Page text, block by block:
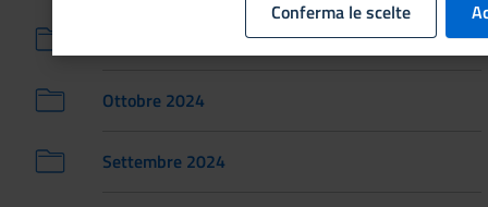
Ottobre 2024
Settembre 2024
Conferma le scelte